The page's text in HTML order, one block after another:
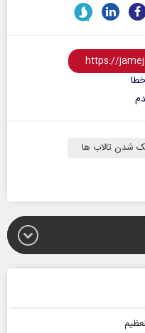
شدن تالاب ها